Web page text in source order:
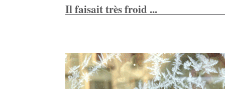
Il faisait très froid ...